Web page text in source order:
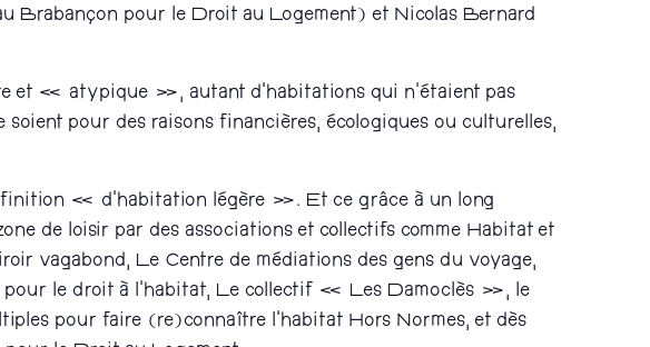
Brabançon pour le Droit au Logement) et Nicolas Bernard
et « atypique », autant d’habitations qui n’étaient pas
pour des raisons financières, écologiques ou culturelles,
« d’habitation légère ». Et ce grâce à un long
de loisir par des associations et collectifs comme Habitat et
vagabond, Le Centre de médiations des gens du voyage,
pour le droit à l’habitat, Le collectif « Les Damoclès », le
pour faire (re)connaître l’habitat Hors Normes, et dès